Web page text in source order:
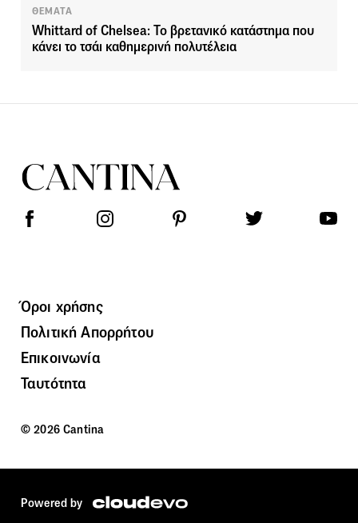
ΘΕΜΑΤΑ
Whittard of Chelsea: Το βρετανικό κατάστημα που
κάνει το τσάι καθημερινή πολυτέλεια
Όροι χρήσης
Πολιτική Απορρήτου
Επικοινωνία
Ταυτότητα
© 2026 Cantina
Powered by